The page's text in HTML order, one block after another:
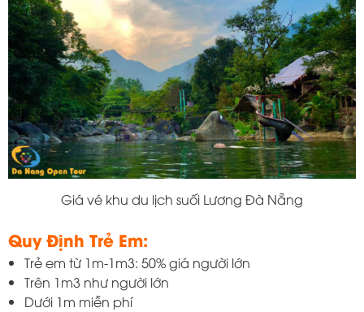
Giá vé khu du lịch suối Lương Đà Nẵng
Quy Định Trẻ Em:
Trẻ em từ 1m-1m3: 50% giá người lớn
Trên 1m3 như người lớn
Dưới 1m miễn phí